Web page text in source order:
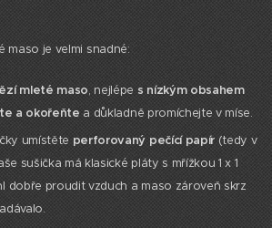
maso je velmi snadné:
mleté maso, nejlépe s nízkým obsahem
a okořeňtea důkladně promíchejte v míse.
umístěte perforovaný pečící papír (tedy v
sušička má klasické pláty s mřížkou 1 x 1
dobře proudit vzduch a maso zároveň skrz